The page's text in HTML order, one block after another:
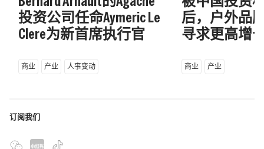
投资公司任命Aymeric Le
Clere为新首席执行官
商业 产业 人事变动
后，户外品
寻求更高增
商业 产业
订阅我们